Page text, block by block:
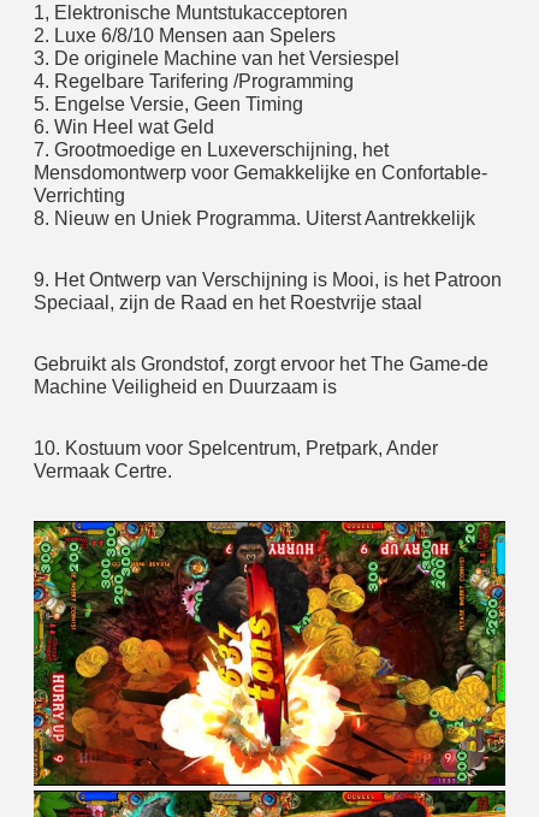
1, Elektronische Muntstukacceptoren
2. Luxe 6/8/10 Mensen aan Spelers
3. De originele Machine van het Versiespel
4. Regelbare Tarifering /Programming
5. Engelse Versie, Geen Timing
6. Win Heel wat Geld
7. Grootmoedige en Luxeverschijning, het
Mensdomontwerp voor Gemakkelijke en Confortable-
Verrichting
8. Nieuw en Uniek Programma. Uiterst Aantrekkelijk
9. Het Ontwerp van Verschijning is Mooi, is het Patroon
Speciaal, zijn de Raad en het Roestvrije staal
Gebruikt als Grondstof, zorgt ervoor het The Game-de
Machine Veiligheid en Duurzaam is
10. Kostuum voor Spelcentrum, Pretpark, Ander
Vermaak Certre.